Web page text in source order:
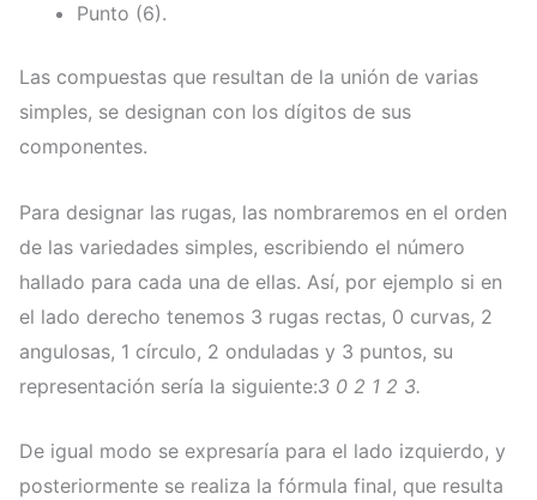
Punto (6).
Las compuestas que resultan de la unión de varias
simples, se designan con los dígitos de sus
componentes.
Para designar las rugas, las nombraremos en el orden
de las variedades simples, escribiendo el número
hallado para cada una de ellas. Así, por ejemplo si en
el lado derecho tenemos 3 rugas rectas, 0 curvas, 2
angulosas, 1 círculo, 2 onduladas y 3 puntos, su
representación sería la siguiente:3 0 2 1 2 3.
De igual modo se expresaría para el lado izquierdo, y
posteriormente se realiza la fórmula final, que resulta